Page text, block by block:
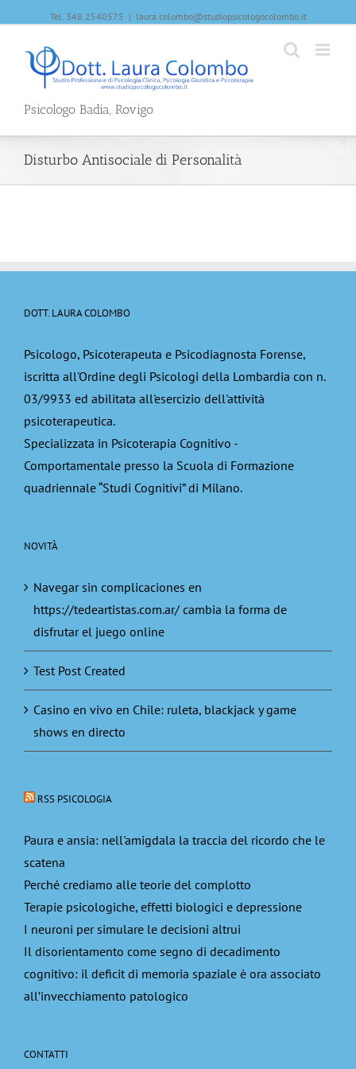
Tel. 348.2540575 | laura.colombo@studiopsicologocolombo.it
Psicologo Badia, Rovigo
Disturbo Antisociale di Personalità
DOTT. LAURA COLOMBO
Psicologo, Psicoterapeuta e Psicodiagnosta Forense,
iscritta all'Ordine degli Psicologi della Lombardia con n.
03/9933 ed abilitata all'esercizio dell'attività
psicoterapeutica.
Specializzata in Psicoterapia Cognitivo -
Comportamentale presso la Scuola di Formazione
quadriennale “Studi Cognitivi” di Milano.
NOVITÀ
Navegar sin complicaciones en
https://tedeartistas.com.ar/ cambia la forma de
disfrutar el juego online
Test Post Created
Casino en vivo en Chile: ruleta, blackjack y game
shows en directo
RSS PSICOLOGIA
Paura e ansia: nell'amigdala la traccia del ricordo che le
scatena
Perché crediamo alle teorie del complotto
Terapie psicologiche, effetti biologici e depressione
I neuroni per simulare le decisioni altrui
Il disorientamento come segno di decadimento
cognitivo: il deficit di memoria spaziale è ora associato
all’invecchiamento patologico
CONTATTI